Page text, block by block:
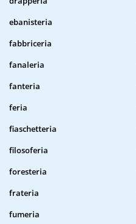
ebanisteria
fabbriceria
fanaleria
fanteria
feria
fiaschetteria
filosoferia
foresteria
frateria
fumeria